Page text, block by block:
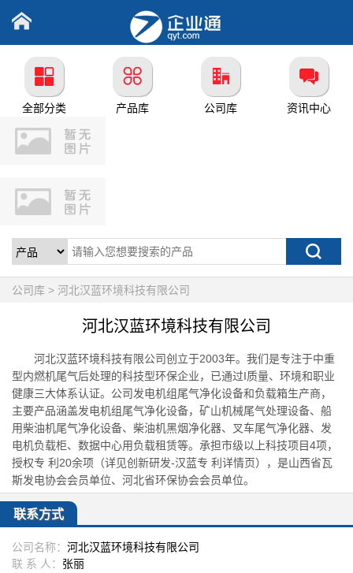
全部分类 产品库 公司库 资讯中心
公司库 > 河北汉蓝环境科技有限公司
河北汉蓝环境科技有限公司
河北汉蓝环境科技有限公司创立于2003年。我们是专注于中重
型内燃机尾气后处理的科技型环保企业，已通过I质量、环境和职业
健康三大体系认证。公司发电机组尾气净化设备和负载箱生产商，
主要产品涵盖发电机组尾气净化设备，矿山机械尾气处理设备、船
用柴油机尾气净化设备、柴油机黑烟净化器、叉车尾气净化器、发
电机负载柜、数据中心用负载租赁等。承担市级以上科技项目4项，
授权专 利20余项（详见创新研发-汉蓝专 利详情页），是山西省瓦
斯发电协会会员单位、河北省环保协会会员单位。
联系方式
公司名称： 河北汉蓝环境科技有限公司
联 系 人： 张丽